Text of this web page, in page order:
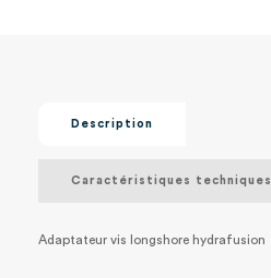
Description
Caractéristiques techniques
Adaptateur vis longshore hydrafusion